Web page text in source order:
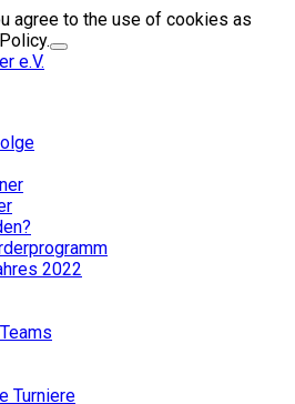
agree to the use of cookies as
2022
Turniere